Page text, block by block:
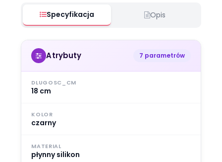
Specyfikacja Opis
Atrybuty 7 parametrów
DLUGOSC_CM
18 cm
KOLOR
czarny
MATERIAL
płynny silikon